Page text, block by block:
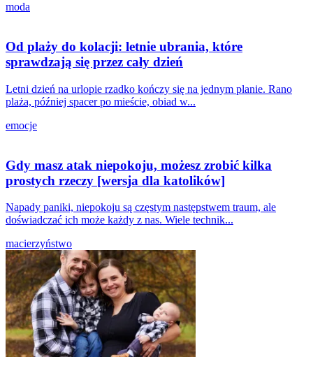
moda
Od plaży do kolacji: letnie ubrania, które
sprawdzają się przez cały dzień
Letni dzień na urlopie rzadko kończy się na jednym planie. Rano
plaża, później spacer po mieście, obiad w...
emocje
Gdy masz atak niepokoju, możesz zrobić kilka
prostych rzeczy [wersja dla katolików]
Napady paniki, niepokoju są częstym następstwem traum, ale
doświadczać ich może każdy z nas. Wiele technik...
macierzyństwo